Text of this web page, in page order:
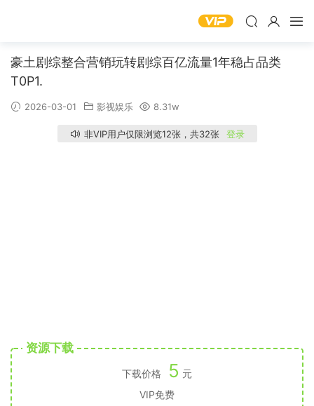
豪土剧综整合营销玩转剧综百亿流量1年稳占品类
T0P1.
2026-03-01 影视娱乐 8.31w
非VIP用户仅限浏览12张，共32张 登录
资源下载
下载价格 5 元
VIP免费